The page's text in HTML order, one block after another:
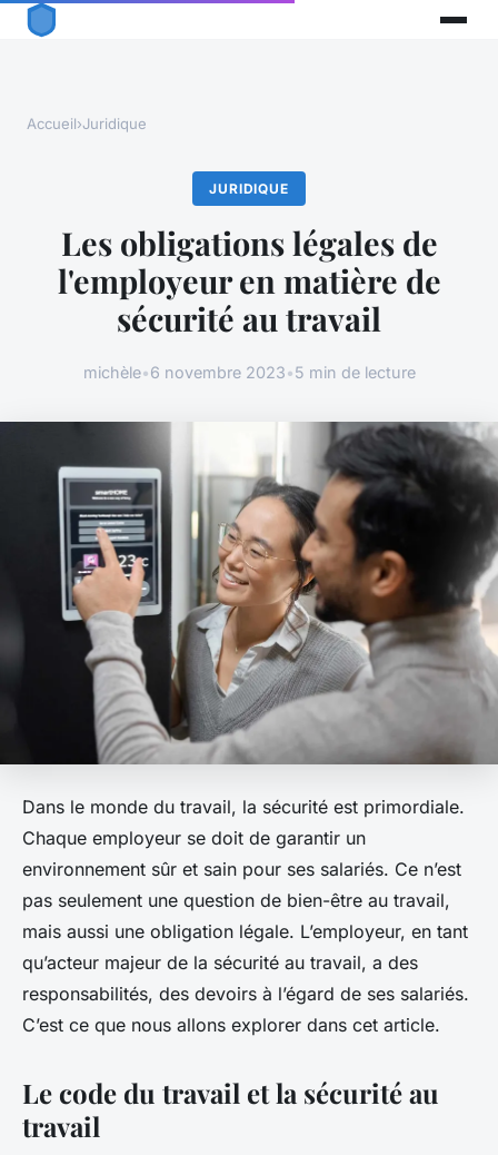
Accueil›Juridique
JURIDIQUE
Les obligations légales de
l'employeur en matière de
sécurité au travail
michèle•6 novembre 2023•5 min de lecture
Dans le monde du travail, la sécurité est primordiale.
Chaque employeur se doit de garantir un
environnement sûr et sain pour ses salariés. Ce n’est
pas seulement une question de bien-être au travail,
mais aussi une obligation légale. L’employeur, en tant
qu’acteur majeur de la sécurité au travail, a des
responsabilités, des devoirs à l’égard de ses salariés.
C’est ce que nous allons explorer dans cet article.
Le code du travail et la sécurité au
travail